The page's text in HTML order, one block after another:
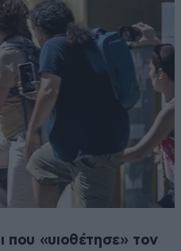
που «υιοθέτησε» τον